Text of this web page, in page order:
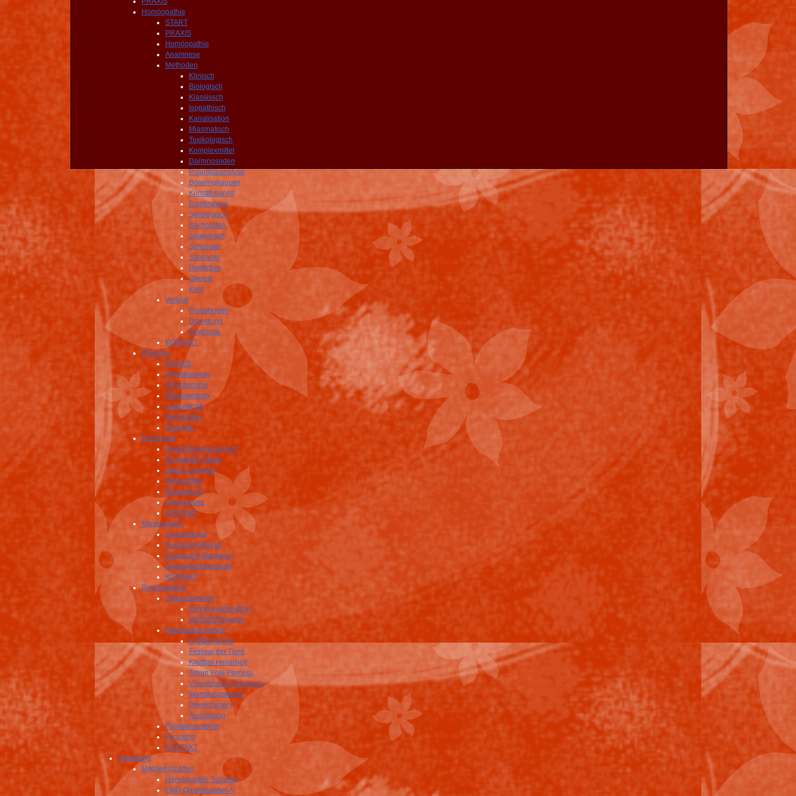
Homöopathie
START
PRAXIS
Homöopathie
Anamnese
Methoden
Klinisch
Biologisch
Klassissch
Isopathisch
Kanalisation
Miasmatisch
Toxikologisch
Komplexmittel
Darmnosoden
Polaritätsanalyse
Bönninghausen
Konstitutionell
Empfindung
Serologisch
Bachblüten
Spagyrisch
Schüssler
Sankaran
Predictive
Shegal
Kent
Verlauf
Fragebogen
Dosierung
Prognose
KONTAKT
Pflanzen
PRAXIS
Phytotherapie
Ethnobotanik
Ethnomedizin
Lebenskraft
Bachblüten
Spagyrik
Ernährung
Gewichtsmanagement
My Healthy Steps
Obst & Gemüse
Wasserfilter
Gesundheit
Emma Kunz
KONTAKT
Körperarbeit
Craniosacral
Somatoemotional
Klassische Massage
Akupunkturmassage
KONTAKT
Prozessarbeit
Lebensführung
Zeremonialmedizin
Weltbild/Religion
Imaginationsarbeit
Krafttierreisen
Festival der Tiere
Krafttier Heilarbeit
Totem Pole Process
Visualization Research
Wandlungskunst
Deepimagery
Ausbildung
Familiensysteme
Focusing
KONTAKT
Vergütung
Mitgliedschaften
Homöopathie Schweiz
EMR Qualitätslabel A